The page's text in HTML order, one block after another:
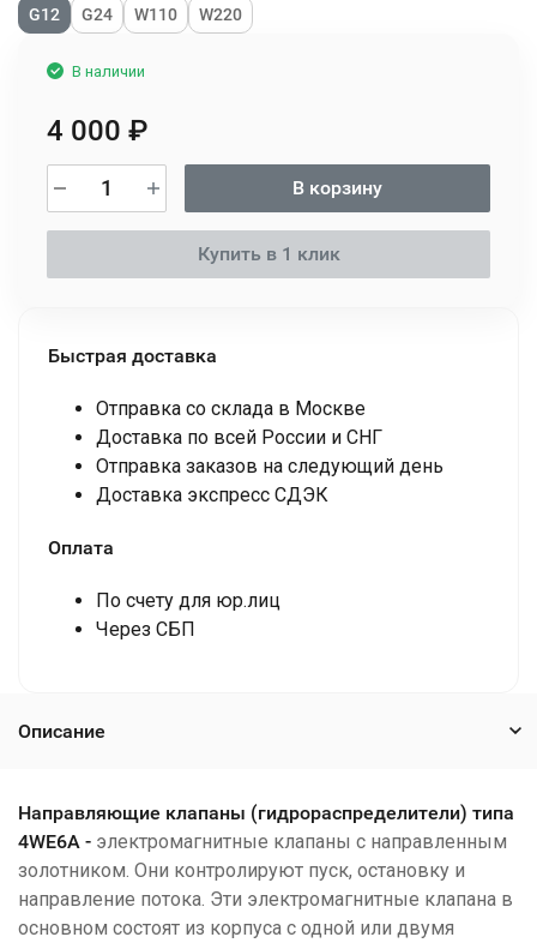
G12 G24 W110 W220
В наличии
4 000 ₽
В корзину
Купить в 1 клик
Быстрая доставка
Отправка со склада в Москве
Доставка по всей России и СНГ
Отправка заказов на следующий день
Доставка экспресс СДЭК
Оплата
По счету для юр.лиц
Через СБП
Описание
Направляющие клапаны (гидрораспределители) типа
4WE6A - электромагнитные клапаны с направленным
золотником. Они контролируют пуск, остановку и
направление потока. Эти электромагнитные клапана в
основном состоят из корпуса с одной или двумя